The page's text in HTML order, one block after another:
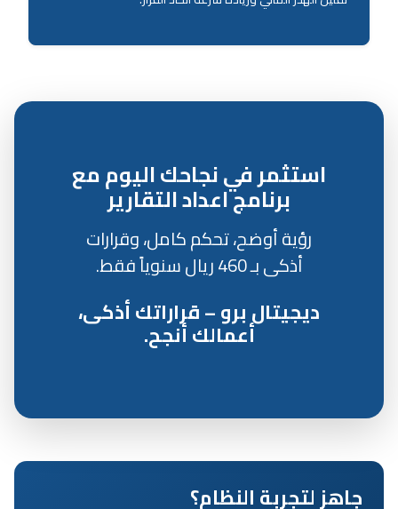
استثمر في نجاحك اليوم مع
برنامج اعداد التقارير
رؤية أوضح، تحكم كامل، وقرارات
أذكى بـ 460 ريال سنوياً فقط.
ديجيتال برو – قراراتك أذكى،
أعمالك أنجح.
جاهز لتجربة النظام؟